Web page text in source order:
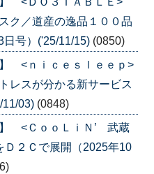
ク／道産の逸品１００品
日号）('25/11/15) (0850)
<ｎｉｃｅｓｌｅｅｐ>
レスが分かる新サービス
11/03) (0848)
<ＣｏｏＬｉＮ’ 武蔵
２Ｃで展開（2025年10